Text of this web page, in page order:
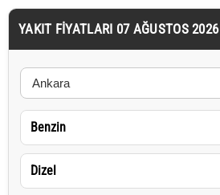
YAKIT FIYATLARI 07 AĞUSTOS 2026
Benzin
Dizel